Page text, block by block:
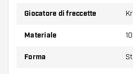
Provate una forma, un
variante vi si addice di più!
Giocatore di freccette
Materiale
Forma